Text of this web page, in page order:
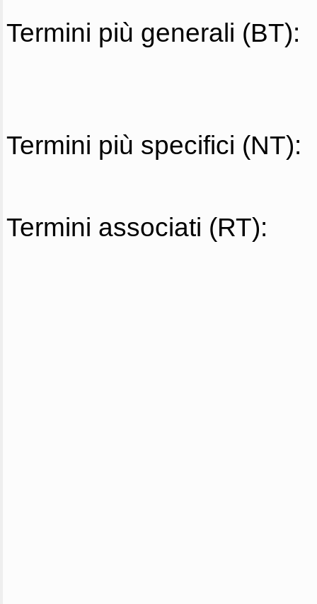
Termini più generali (BT):
Termini più specifici (NT):
Termini associati (RT):